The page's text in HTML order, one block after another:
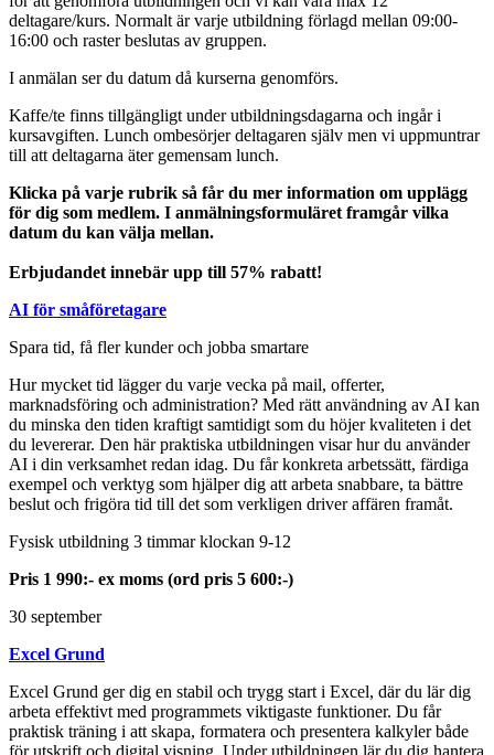
deltagare/kurs. Normalt är varje utbildning förlagd mellan 09:00-
16:00 och raster beslutas av gruppen.
I anmälan ser du datum då kurserna genomförs.
Kaffe/te finns tillgängligt under utbildningsdagarna och ingår i
kursavgiften. Lunch ombesörjer deltagaren själv men vi uppmuntrar
till att deltagarna äter gemensam lunch.
Klicka på varje rubrik så får du mer information om upplägg
för dig som medlem. I anmälningsformuläret framgår vilka
datum du kan välja mellan.
Erbjudandet innebär upp till 57% rabatt!
AI för småföretagare
Spara tid, få fler kunder och jobba smartare
Hur mycket tid lägger du varje vecka på mail, offerter,
marknadsföring och administration? Med rätt användning av AI kan
du minska den tiden kraftigt samtidigt som du höjer kvaliteten i det
du levererar. Den här praktiska utbildningen visar hur du använder
AI i din verksamhet redan idag. Du får konkreta arbetssätt, färdiga
exempel och verktyg som hjälper dig att arbeta snabbare, ta bättre
beslut och frigöra tid till det som verkligen driver affären framåt.
Fysisk utbildning 3 timmar klockan 9-12
Pris 1 990:- ex moms (ord pris 5 600:-)
30 september
Excel Grund
Excel Grund ger dig en stabil och trygg start i Excel, där du lär dig
arbeta effektivt med programmets viktigaste funktioner. Du får
praktisk träning i att skapa, formatera och presentera kalkyler både
för utskrift och digital visning. Under utbildningen lär du dig hantera